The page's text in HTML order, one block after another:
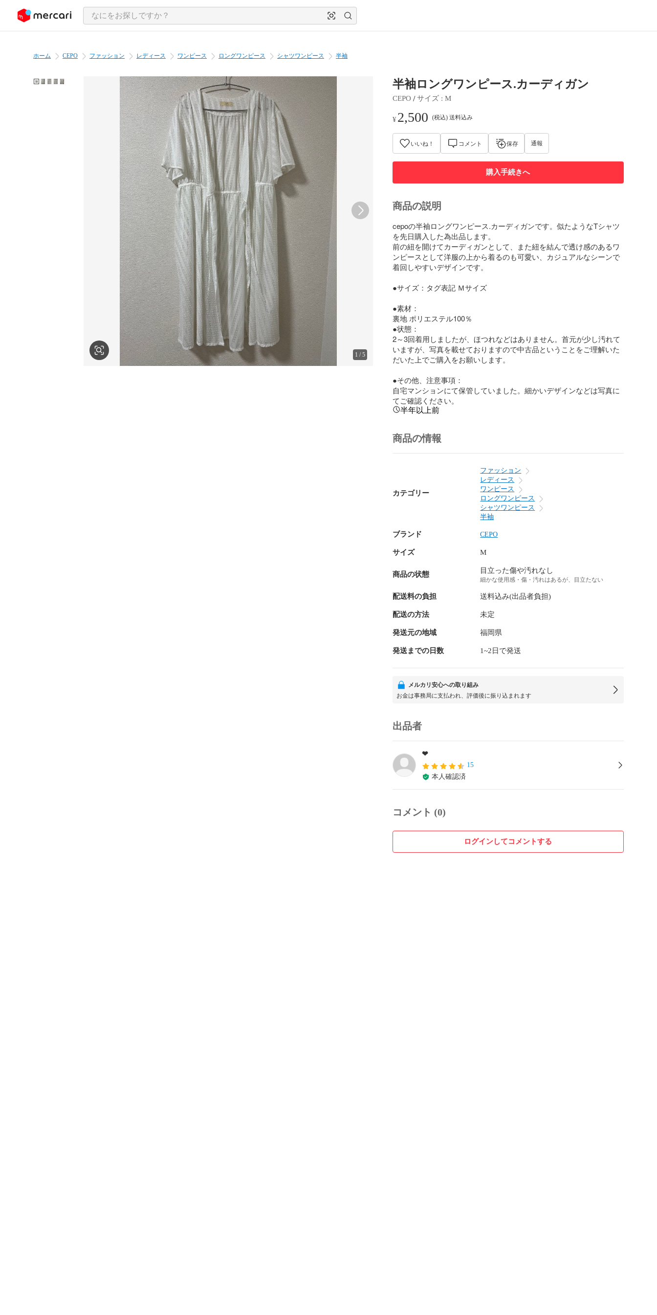
ツにスキップ
ホーム CEPO ファッション レディース ワンピース ロングワンピース シャツワンピース 半袖
1 /5
半袖ロングワンピース.カーディガン
CEPO / サイズ : M
¥ 2,500 (税込) 送料込み
いいね！ コメント 保存 通報
購入手続きへ
商品の説明
cepoの半袖ロングワンピース.カーディガンです。似たようなTシャツ
を先日購入した為出品します。
前の紐を開けてカーディガンとして、また紐を結んで透け感のあるワ
ンピースとして洋服の上から着るのも可愛い、カジュアルなシーンで
着回しやすいデザインです。
●サイズ：タグ表記 Ｍサイズ
●素材：
裏地 ポリエステル100％
●状態：
2～3回着用しましたが、ほつれなどはありません。首元が少し汚れて
いますが、写真を載せておりますので中古品ということをご理解いた
だいた上でご購入をお願いします。
●その他、注意事項：
自宅マンションにて保管していました。細かいデザインなどは写真に
てご確認ください。
半年以上前
商品の情報
カテゴリー
ファッション
レディース
ワンピース
ロングワンピース
シャツワンピース
半袖
ブランド CEPO
サイズ M
商品の状態 目立った傷や汚れなし
細かな使用感・傷・汚れはあるが、目立たない
配送料の負担 送料込み(出品者負担)
配送の方法 未定
発送元の地域 福岡県
発送までの日数 1~2日で発送
メルカリ安心への取り組み
お金は事務局に支払われ、評価後に振り込まれます
出品者
❤︎
15
本人確認済
コメント (0)
ログインしてコメントする